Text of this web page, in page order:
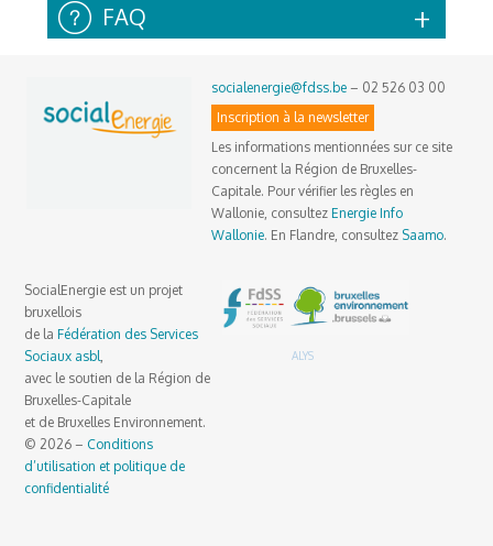
FAQ
socialenergie@fdss.be – 02 526 03 00
Inscription à la newsletter
Les informations mentionnées sur ce site
concernent la Région de Bruxelles-
Capitale. Pour vérifier les règles en
Wallonie, consultezEnergie Info
Wallonie. En Flandre, consultez Saamo.
SocialEnergie est un projet
bruxellois
de laFédération des Services
Sociaux asbl
avec le soutien de la Région de
Bruxelles-Capitale
et de Bruxelles Environnement.
© 2026 – Conditions
d’utilisation et politique de
confidentialité
ALYS